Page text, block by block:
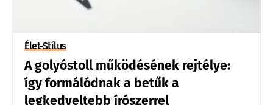
Élet-Stílus
A golyóstoll működésének rejtélye:
így formálódnak a betűk a
legkedveltebb írószerrel